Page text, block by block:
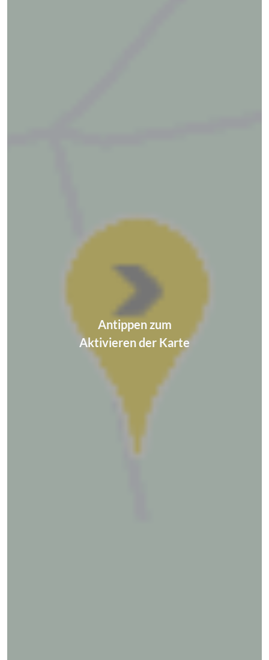
Antippen zum
Aktivieren der Karte